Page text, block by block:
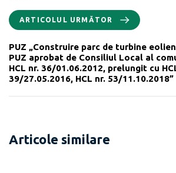
ARTICOLUL URMĂTOR
PUZ „Construire parc de turbine
PUZ aprobat de Consiliul Local al
HCL nr. 36/01.06.2012, prelungit cu
39/27.05.2016, HCL nr. 53/11.10.2018”
Articole similare